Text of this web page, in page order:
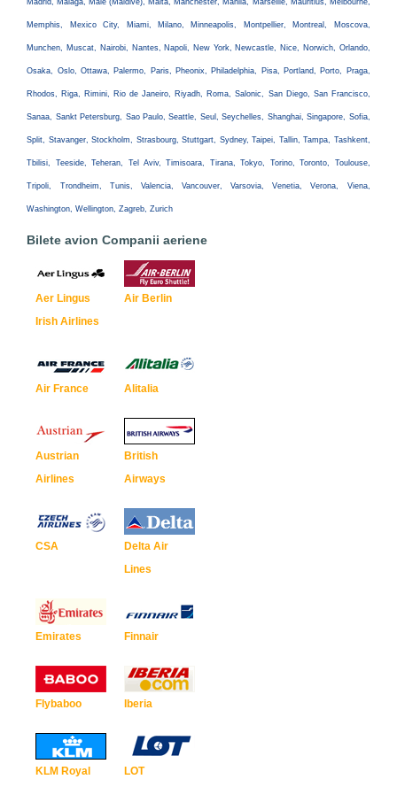
Madrid, Malaga, Male (Maldive), Malta, Manchester, Manila, Marseille, Mauritius, Melbourne,
Memphis, Mexico City, Miami, Milano, Minneapolis, Montpellier, Montreal, Moscova,
Munchen, Muscat, Nairobi, Nantes, Napoli, New York, Newcastle, Nice, Norwich, Orlando,
Osaka, Oslo, Ottawa, Palermo, Paris, Pheonix, Philadelphia, Pisa, Portland, Porto, Praga,
Rhodos, Riga, Rimini, Rio de Janeiro, Riyadh, Roma, Salonic, San Diego, San Francisco,
Sanaa, Sankt Petersburg, Sao Paulo, Seattle, Seul, Seychelles, Shanghai, Singapore, Sofia,
Split, Stavanger, Stockholm, Strasbourg, Stuttgart, Sydney, Taipei, Tallin, Tampa, Tashkent,
Tbilisi, Teeside, Teheran, Tel Aviv, Timisoara, Tirana, Tokyo, Torino, Toronto, Toulouse,
Tripoli, Trondheim, Tunis, Valencia, Vancouver, Varsovia, Venetia, Verona, Viena,
Washington, Wellington, Zagreb, Zurich
Bilete avion Companii aeriene
Aer Lingus
Irish Airlines
Air Berlin
Air France Alitalia
Austrian
Airlines
British
Airways
CSA
Delta Air
Lines
Emirates Finnair
Flybaboo Iberia
KLM Royal
LOT